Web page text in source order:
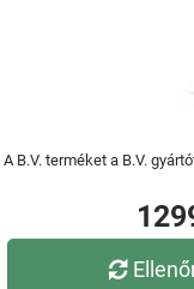
A B.V. terméket a B.V.